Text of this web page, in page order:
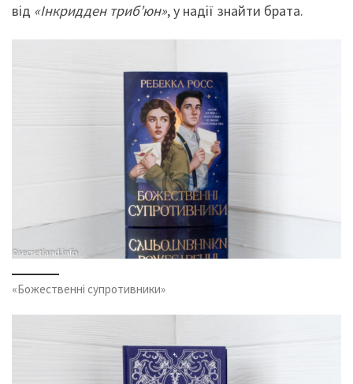
від «Інкридден триб’юн», у надії знайти брата.
«Божественні супротивники»